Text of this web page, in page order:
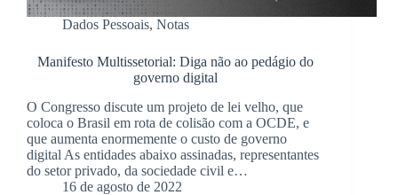
Dados Pessoais, Notas
Manifesto Multissetorial: Diga não ao pedágio do
governo digital
O Congresso discute um projeto de lei velho, que
coloca o Brasil em rota de colisão com a OCDE, e
que aumenta enormemente o custo de governo
digital As entidades abaixo assinadas, representantes
do setor privado, da sociedade civil e…
16 de agosto de 2022